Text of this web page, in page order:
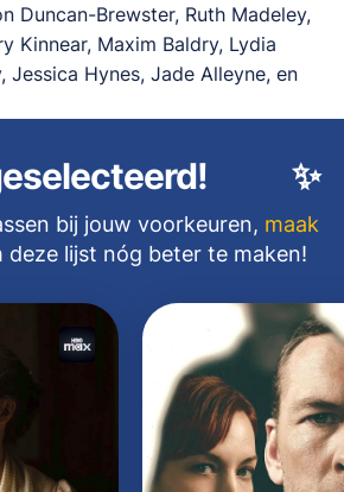
Duncan-Brewster, Ruth Madeley,
Kinnear, Maxim Baldry, Lydia
Jessica Hynes, Jade Alleyne, en
✨
bij jouw voorkeuren, maak
deze lijst nóg beter te maken!